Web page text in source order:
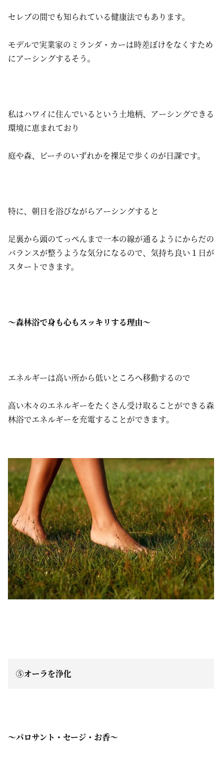
セレブの間でも知られている健康法でもあります。
モデルで実業家のミランダ・カーは時差ぼけをなくすため
にアーシングするそう。
私はハワイに住んでいるという土地柄、アーシングできる
環境に恵まれており
庭や森、ビーチのいずれかを裸足で歩くのが日課です。
特に、朝日を浴びながらアーシングすると
足裏から頭のてっぺんまで一本の線が通るようにからだの
バランスが整うような気分になるので、気持ち良い１日が
スタートできます。
〜森林浴で身も心もスッキリする理由〜
エネルギーは高い所から低いところへ移動するので
高い木々のエネルギーをたくさん受け取ることができる森
林浴でエネルギーを充電することができます。
⑤オーラを浄化
〜パロサント・セージ・お香〜